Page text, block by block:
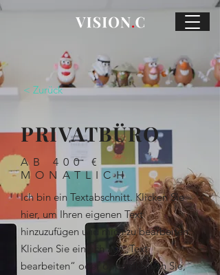
< Zurück
PRIVATBÜRO
AB 400 €
MONATLICH
Ich bin ein Textabschnitt. Klicken Sie
hier, um Ihren eigenen Text
hinzuzufügen und mich zu bearbeiten.
Klicken Sie einfach auf „Text
bearbeiten“ oder doppelklicken Sie,